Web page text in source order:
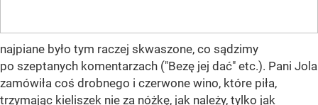
najpiane było tym raczej skwaszone, co sądzimy
po szeptanych komentarzach ("Bezę jej dać" etc.). Pani Jola
zamówiła coś drobnego i czerwone wino, które piła,
trzymając kieliszek nie za nóżkę, jak należy, tylko jak